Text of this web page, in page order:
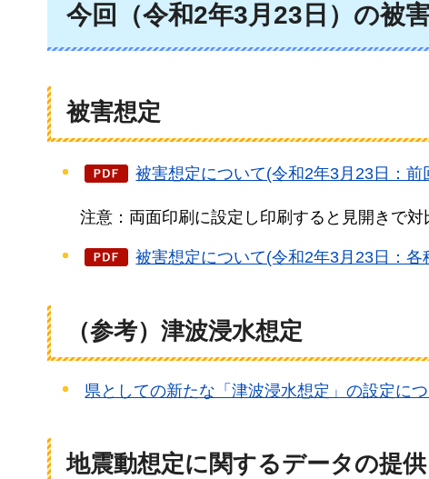
今回（令和2年3月23日）の被
被害想定
被害想定について(令和2年3月23日：前
注意：両面印刷に設定し印刷すると見開きで対
被害想定について(令和2年3月23日：各
（参考）津波浸水想定
県としての新たな「津波浸水想定」の設定に
地震動想定に関するデータの提供